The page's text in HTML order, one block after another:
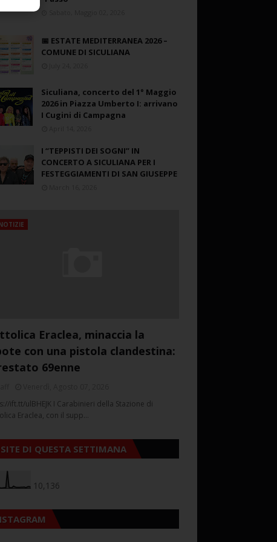
📅 ESTATE MEDITERRANEA 2026 –
COMUNE DI SICULIANA
Siculiana, concerto del 1° Maggio
2026 in Piazza Umberto I: arrivano
I Cugini di Campagna
I “TEPPISTI DEI SOGNI” IN
CONCERTO A SICULIANA PER I
FESTEGGIAMENTI DI SAN GIUSEPPE
Eraclea, minaccia la
con una pistola clandestina:
69enne
ift.tt/ulBHEJK I Carabinieri della Stazione di
Eraclea, con il supp…
DI QUESTA SETTIMANA
10,136